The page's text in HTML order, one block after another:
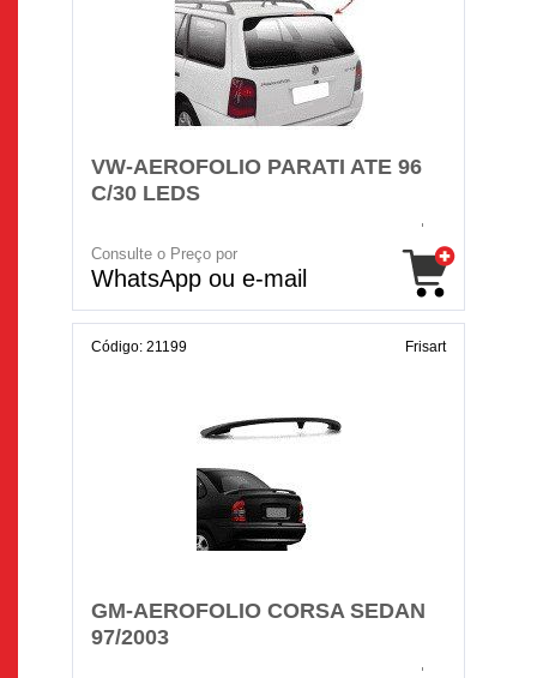
VW-AEROFOLIO PARATI ATE 96
C/30 LEDS
Consulte o Preço por
WhatsApp ou e-mail
Código: 21199 Frisart
GM-AEROFOLIO CORSA SEDAN
97/2003